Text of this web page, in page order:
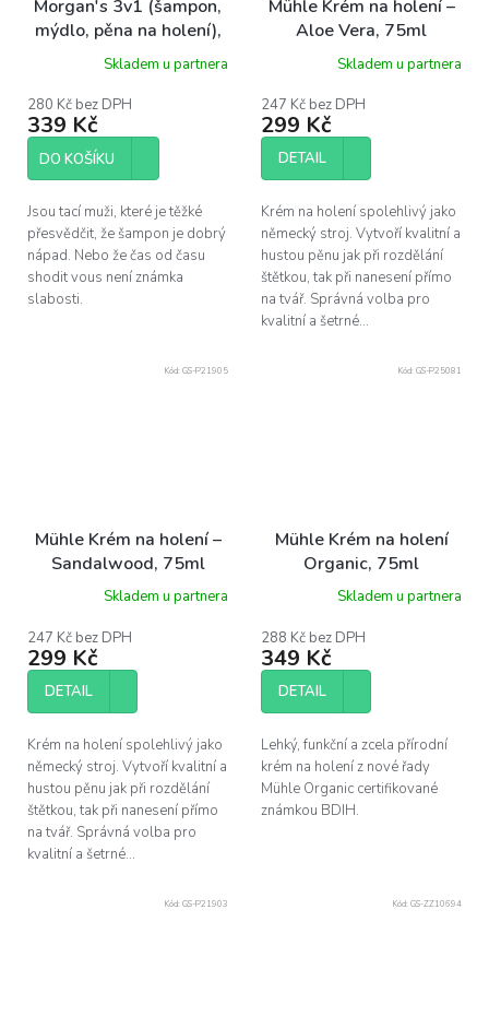
Morgan's 3v1 (šampon,
mýdlo, pěna na holení),
100ml
Skladem u partnera
280 Kč bez DPH
339 Kč
DO KOŠÍKU
Jsou tací muži, které je těžké
přesvědčit, že šampon je dobrý
nápad. Nebo že čas od času
shodit vous není známka
slabosti.
Mühle Krém na holení –
Aloe Vera, 75ml
Skladem u partnera
247 Kč bez DPH
299 Kč
DETAIL
Krém na holení spolehlivý jako
německý stroj. Vytvoří kvalitní a
hustou pěnu jak při rozdělání
štětkou, tak při nanesení přímo
na tvář. Správná volba pro
kvalitní a šetrné...
Mühle Krém na holení –
Sandalwood, 75ml
Skladem u partnera
247 Kč bez DPH
299 Kč
DETAIL
Krém na holení spolehlivý jako
německý stroj. Vytvoří kvalitní a
hustou pěnu jak při rozdělání
štětkou, tak při nanesení přímo
na tvář. Správná volba pro
kvalitní a šetrné...
Kód: GS-P21905
Mühle Krém na holení
Organic, 75ml
Skladem u partnera
288 Kč bez DPH
349 Kč
DETAIL
Lehký, funkční a zcela přírodní
krém na holení z nové řady
Mühle Organic certifikované
známkou BDIH.
Kód: GS-P25081
Kód: GS-P21903 Kód: GS-ZZ10694